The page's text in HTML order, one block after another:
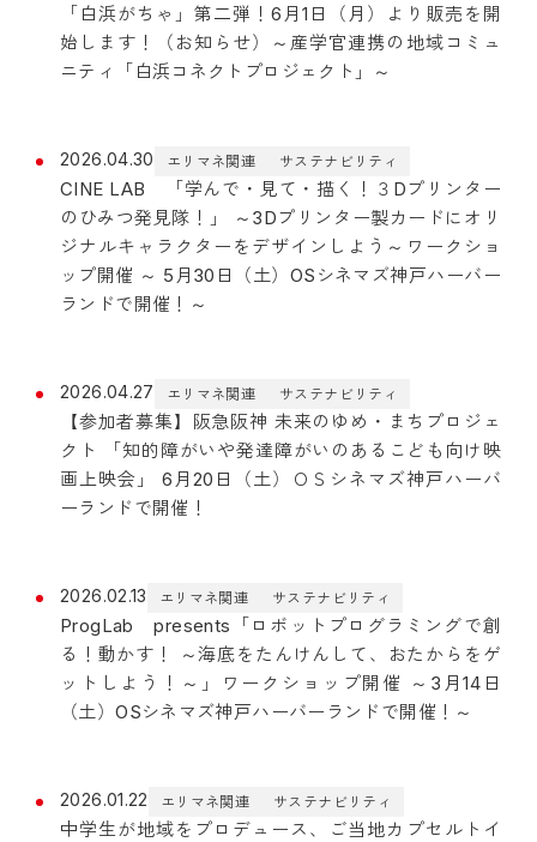
「白浜がちゃ」第二弾！6月1日（月）より販売を開
始します！（お知らせ）～産学官連携の地域コミュ
ニティ「白浜コネクトプロジェクト」～
2026.04.30 エリマネ関連 サステナビリティ
CINE LAB 「学んで・見て・描く！３Dプリンター
のひみつ発見隊！」 ～3Dプリンター製カードにオリ
ジナルキャラクターをデザインしよう～ワークショ
ップ開催 ～ 5月30日（土）OSシネマズ神戸ハーバー
ランドで開催！～
2026.04.27 エリマネ関連 サステナビリティ
【参加者募集】阪急阪神 未来のゆめ・まちプロジェ
クト 「知的障がいや発達障がいのあるこども向け映
画上映会」 6月20日（土）ＯＳシネマズ神戸ハーバ
ーランドで開催！
2026.02.13 エリマネ関連 サステナビリティ
ProgLab presents「ロボットプログラミングで創
る！動かす！ ～海底をたんけんして、おたからをゲ
ットしよう！～」ワークショップ開催 ～3月14日
（土）OSシネマズ神戸ハーバーランドで開催！～
2026.01.22 エリマネ関連 サステナビリティ
中学生が地域をプロデュース、ご当地カプセルトイ